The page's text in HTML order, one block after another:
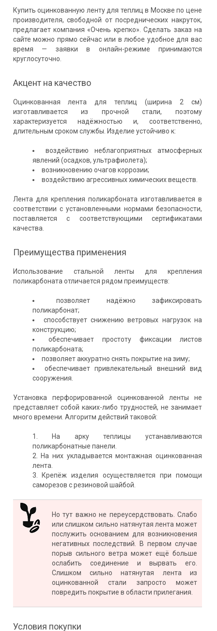
Купить оцинкованную ленту для теплиц в Москве по цене
производителя, свободной от посреднических накруток,
предлагает компания «Очень крепко». Сделать заказ на
сайте можно прямо сейчас или в любое удобное для вас
время — заявки в онлайн-режиме принимаются
круглосуточно.
Акцент на качество
Оцинкованная лента для теплиц (ширина 2 см)
изготавливается из прочной стали, поэтому
характеризуется надёжностью и, соответственно,
длительным сроком службы. Изделие устойчиво к:
воздействию неблагоприятных атмосферных
явлений (осадков, ультрафиолета);
возникновению очагов коррозии;
воздействию агрессивных химических веществ.
Лента для крепления поликарбоната изготавливается в
соответствии с установленными нормами безопасности,
поставляется с соответствующими сертификатами
качества.
Преимущества применения
Использование стальной ленты для крепления
поликарбоната отличается рядом преимуществ:
позволяет надёжно зафиксировать
поликарбонат;
способствует снижению ветровых нагрузок на
конструкцию;
обеспечивает простоту фиксации листов
поликарбоната;
позволяет аккуратно снять покрытие на зиму;
обеспечивает привлекательный внешний вид
сооружения.
Установка перфорированной оцинкованной ленты не
представляет собой каких-либо трудностей, не занимает
много времени. Алгоритм действий таковой:
На арку теплицы устанавливаются
поликарбонатные панели.
На них укладывается монтажная оцинкованная
лента.
Крепёж изделия осуществляется при помощи
саморезов с резиновой шайбой.
Но тут важно не переусердствовать. Слабо
или слишком сильно натянутая лента может
послужить основанием для возникновения
негативных последствий. В первом случае
порыв сильного ветра может ещё больше
ослабить соединение и вырвать его.
Слишком сильно натянутая лента из
оцинкованной стали запросто может
повредить покрытие в области прилегания.
Условия покупки